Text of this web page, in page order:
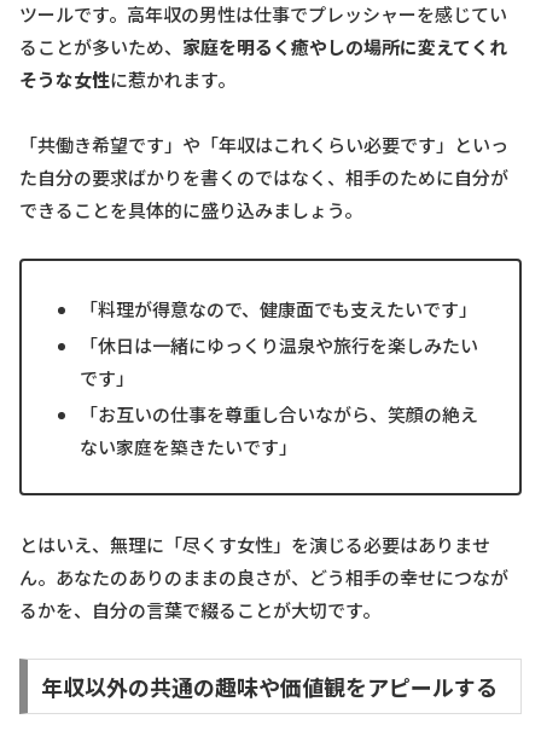
ツールです。高年収の男性は仕事でプレッシャーを感じてい
ることが多いため、 家庭を明るく癒やしの場所に変えてくれ
そうな女性に惹かれます。
「共働き希望です」や「年収はこれくらい必要です」といっ
た自分の要求ばかりを書くのではなく、相手のために自分が
できることを具体的に盛り込みましょう。
「料理が得意なので、健康面でも支えたいです」
「休日は一緒にゆっくり温泉や旅行を楽しみたい
です」
「お互いの仕事を尊重し合いながら、笑顔の絶え
ない家庭を築きたいです」
とはいえ、無理に「尽くす女性」を演じる必要はありませ
ん。あなたのありのままの良さが、どう相手の幸せにつなが
るかを、自分の言葉で綴ることが大切です。
年収以外の共通の趣味や価値観をアピールする